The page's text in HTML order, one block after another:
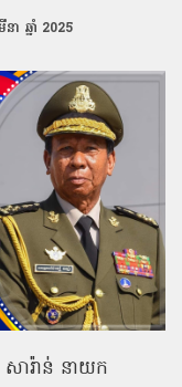
ា ឆ្នាំ 2025
ារ៉ាន់ នាយក